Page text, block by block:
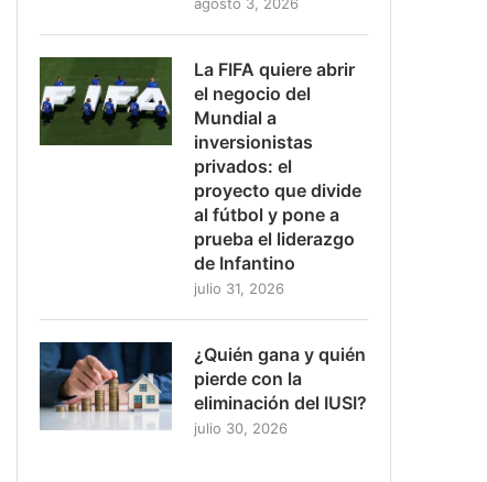
La FIFA quiere abrir
el negocio del
Mundial a
inversionistas
privados: el
proyecto que divide
al fútbol y pone a
prueba el liderazgo
de Infantino
julio 31, 2026
¿Quién gana y quién
pierde con la
eliminación del IUSI?
julio 30, 2026